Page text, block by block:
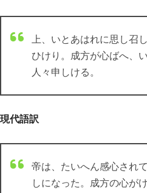
上、いとあはれに思し召
ひけり。成方が心ばへ、
人々申しける。
現代語訳
帝は、たいへん感心され
しになった。成方の心が